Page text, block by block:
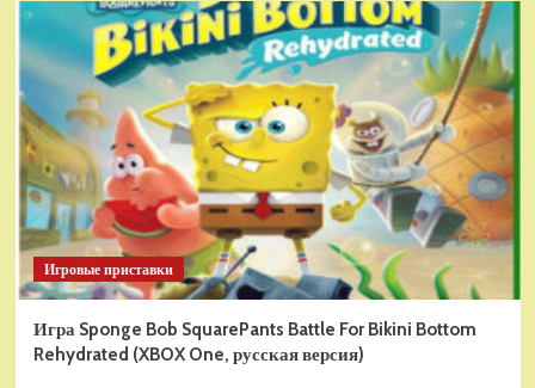
Игровые приставки
Игра Sponge Bob SquarePants Battle For Bikini Bottom
Rehydrated (XBOX One, русская версия)